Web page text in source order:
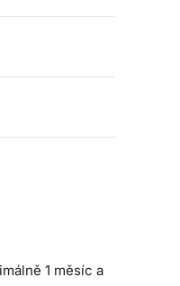
1 měsíc a